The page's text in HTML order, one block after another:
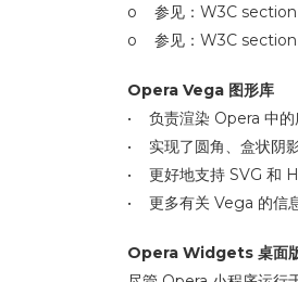
o 参见：W3C
o 参见：W3C section
Opera Vega 图形库
• 负责渲染 Opera 中的
• 实现了圆角、盒状阴
• 更好地支持 SVG 和
• 更多有关 Vega 的
Opera Widgets 桌面